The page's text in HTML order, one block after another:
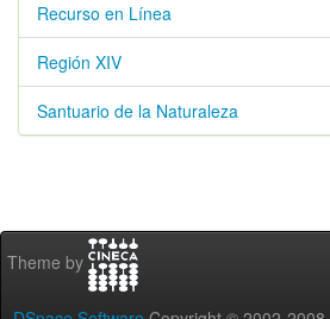
Recurso en Línea
Región XIV
Santuario de la Naturaleza
Theme by